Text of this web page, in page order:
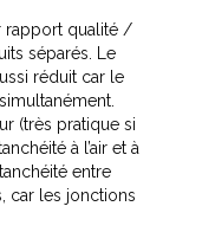
rapport qualité /
séparés. Le
réduit car le
(très pratique si
à l’air et à
entre
car les jonctions